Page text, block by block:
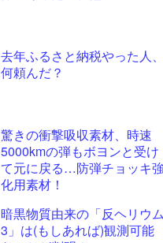
去年ふるさと納税やった人、
何頼んだ？
驚きの衝撃吸収素材、時速
5000kmの弾もボヨンと受け
て元に戻る…防弾チョッキ強
化用素材！
暗黒物質由来の「反ヘリウム
3」は(もしあれば)観測可能